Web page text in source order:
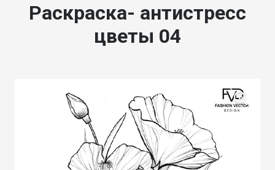
Раскраска- антистресс
цветы 04